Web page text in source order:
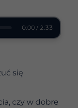
0:00 / 2:33
się
czy w dobre